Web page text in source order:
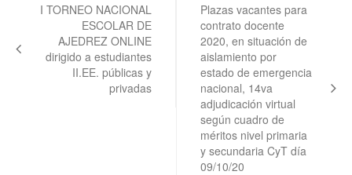
entradas
I TORNEO NACIONAL
ESCOLAR DE
AJEDREZ ONLINE
dirigido a estudiantes
II.EE. públicas y
privadas
Plazas vacantes para
contrato docente
2020, en situación de
aislamiento por
estado de emergencia
nacional, 14va
adjudicación virtual
según cuadro de
méritos nivel primaria
y secundaria CyT día
09/10/20